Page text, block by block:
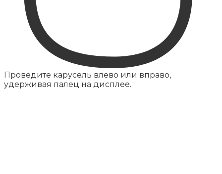
Проведите карусель влево или вправо,
удерживая палец на дисплее.